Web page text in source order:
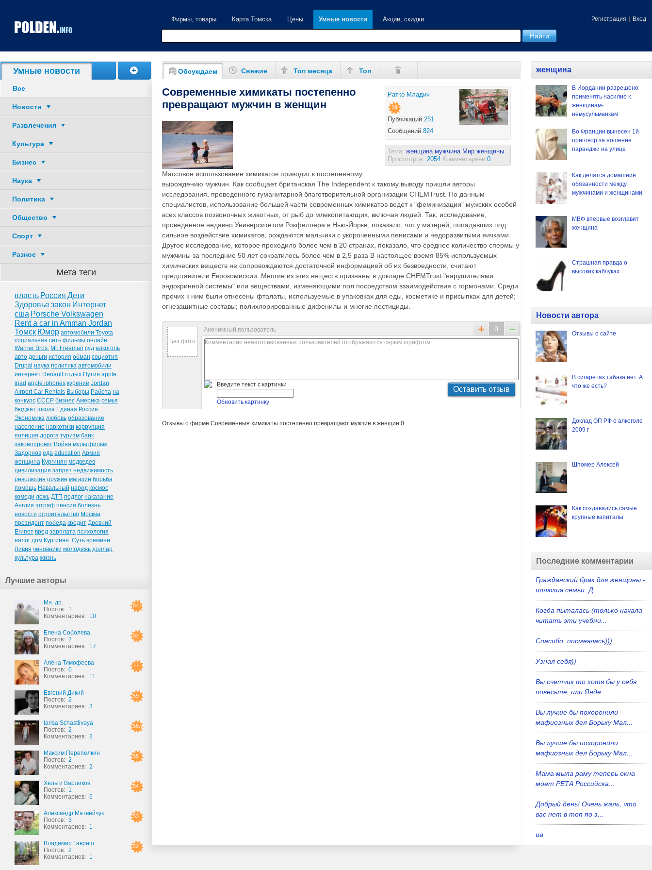
Регистрация Вход
Фирмы, товары Карта Томска Цены Умные новости Акции, скидки
Умные новости
Все
Новости
Развлечения
Культура
Бизнес
Наука
Политика
Общество
Спорт
Разное
Мета теги
власть Россия Дети
Здоровьезакон Интернет
сша Porsche Volkswagen
Rent a car in Amman Jordan
Томск Юмор автомобили Toyota
социальная сеть фильмы онлайн
Warner Bros. Mr. Freeman суд алкоголь
авто деньги история обман социотип
Drupal наука политика автомобили
интернет Renault отдых Путин apple
ipad apple iphones курение Jordan
Airport Car Rentals Выборы Работа на
конкурс СССР бизнес Америка семья
бюджет школа Единая Россия
Экономика любовь образование
население наркотики коррупция
полиция дорога туризм банк
законопроект Война мультфильм
Задорнов еда education Армия
женщина Кургинян медведев
цивилизация запрет недвижимость
революция оружие магазин борьба
помощь Навальный народ космос
комеди ложь ДТП подлог наказание
Англия штраф пенсия болезнь
новости строительство Москва
президент победа кредит Древний
Египет вред зарплата психология
налог дом Кургинян. Суть времени.
Ливия чиновники молодежь доллар
культура жизнь
Лучшие авторы
84.5
Мн. др.
Постов: 1
Комментариев: 10
82
Елена Соболева
Постов: 2
Комментариев: 17
77
Алёна Тимофеева
Постов: 0
Комментариев: 11
59
Евгений Дикий
Постов: 2
Комментариев: 3
56.5
larisa Schastlivaya
Постов: 2
Комментариев: 3
55
Максим Перепелкин
Постов: 2
Комментариев: 2
54
Хельги Варликов
Постов: 1
Комментариев: 6
53
Александр Матвейчук
Постов: 3
Комментариев: 1
52
Владимир Гавриш
Постов: 2
Комментариев: 1
женщина
В Иордании разрешено
применять насилие к
женщинам-
немусульманкам
Во Франции вынесен 1й
приговор за ношение
паранджи на улице
Как делятся домашние
обязанности между
мужчинами и женщинами
МВФ впервые возглавит
женщина
Страшная правда о
высоких каблуках
Новости автора
Отзывы о сайте
В сигаретах табака нет. А
что же есть?
Доклад ОП РФ о алкоголе
2009 г
Шпомер Алексей
Как создавались самые
крупные капиталы
Последние комментарии
Гражданский брак для женщины -
иллюзия семьи. Д...
Когда пыталась (только начала
читать эти учебни...
Спасибо, посмеялась)))
Узнал себя))
Вы счетчик то хотя бы у себя
повесьте, или Янде...
Вы лучше бы похоронили
мафиозных дел Борьку Мал...
Вы лучше бы похоронили
мафиозных дел Борьку Мал...
Мама мыла раму теперь окна
моет РЕТА Российска...
Добрый день! Очень жаль, что
вас нет в топ по з...
иа
Обсуждаем Свежие Топ месяца Топ
Ратко Младич
10
Публикаций:251
Сообщений:824
Тема: женщина мужчина Мир женщины
Просмотров: 2054 Комментариев:0
Современные химикаты постепенно
превращают мужчин в женщин
Массовое использование химикатов приводит к постепенному
вырождению мужчин. Как сообщает британская The Independent к такому выводу пришли авторы
исследования, проведенного гуманитарной благотворительной организации CHEMTrust. По данным
специалистов, использование большей части современных химикатов ведет к "феминизации" мужских особей
всех классов позвоночных животных, от рыб до млекопитающих, включая людей. Так, исследование,
проведенное недавно Университетом Рокфеллера в Нью-Йорке, показало, что у матерей, попадавших под
сильное воздействие химикатов, рождаются мальчики с укороченными пенисами и недоразвитыми яичками.
Другое исследование, которое проходило более чем в 20 странах, показало, что среднее количество спермы у
мужчины за последние 50 лет сократилось более чем в 2,5 раза В настоящее время 85% используемых
химических веществ не сопровождаются достаточной информацией об их безвредности, считают
представители Еврокомиссии. Многие из этих веществ признаны в докладе CHEMTrust "нарушителями
эндокринной системы" или веществами, изменяющими пол посредством взаимодействия с гормонами. Среди
прочих к ним были отнесены фталаты, используемые в упаковках для еды, косметике и присыпках для детей;
огнезащитные составы; полихлорированные дифенилы и многие пестициды.
Без фото
Анонимный пользователь 0
Введите текст с картинки
Обновить картинку
Отзывы о фирме Современные химикаты постепенно превращают мужчин в женщин 0